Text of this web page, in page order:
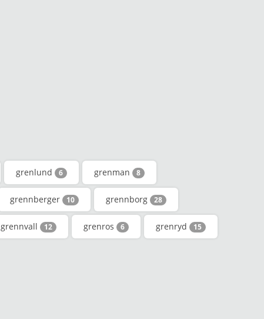
grenlund 6 grenman 8
grennberger 10 grennborg 28
grennvall 12 grenros 6 grenryd 15